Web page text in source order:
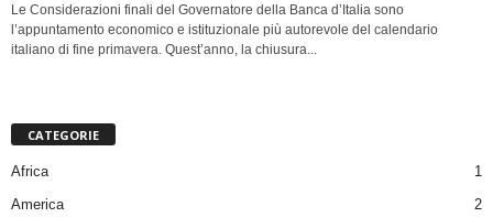
Le Considerazioni finali del Governatore della Banca d’Italia sono
l’appuntamento economico e istituzionale più autorevole del calendario
italiano di fine primavera. Quest’anno, la chiusura...
CATEGORIE
Africa
1
America
2